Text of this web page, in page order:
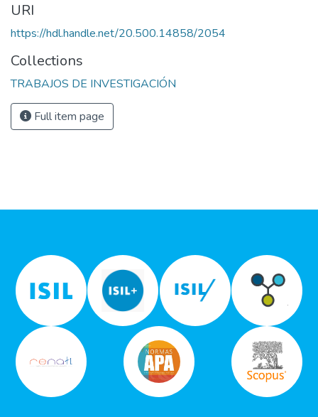
URI
https://hdl.handle.net/20.500.14858/2054
Collections
TRABAJOS DE INVESTIGACIÓN
Full item page